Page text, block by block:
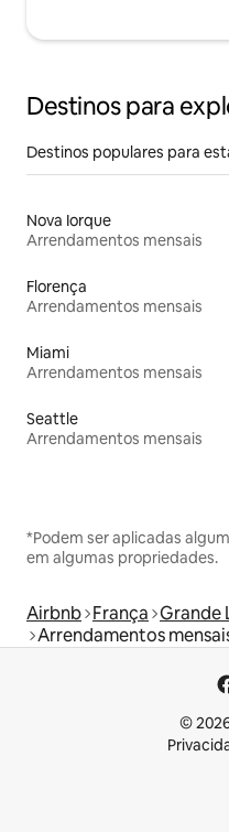
Destinos para
Destinos populares para
Nova Iorque
Arrendamentos mensais
Florença
Arrendamentos mensais
Miami
Arrendamentos mensais
Seattle
Arrendamentos mensais
*Podem ser aplicadas
em algumas propriedades.
Airbnb França Grande
Arrendamentos
©